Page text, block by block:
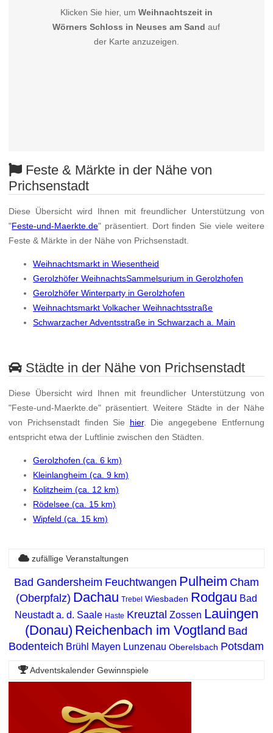
Klicken Sie hier, um Weihnachtszeit in
Wörners Schloss in Neuses am Sand auf
der Karte anzuzeigen.
Feste & Märkte in der Nähe von
Prichsenstadt
Diese Übersicht wird Ihnen mit freundlicher Unterstützung von
"Feste-und-Maerkte.de" präsentiert. Dort finden Sie viele weitere
Feste & Märkte in der Nähe von Prichsenstadt.
Weihnachtsmarkt in Wiesentheid
Gerolzhöfer WeihnachtsSammelsurium in Gerolzhofen
Gerolzhöfer Winterparty in Gerolzhofen
Weihnachtsmarkt Volkacher Weihnachtsstraße
Schwarzacher Adventsstraße in Schwarzach a. Main
Städte in der Nähe von Prichsenstadt
Diese Übersicht wird Ihnen mit freundlicher Unterstützung von
"Feste-und-Maerkte.de" präsentiert. Weitere Städte in der Nähe
von Prichsenstadt finden Sie hier. Die angegebene Entfernung
entspricht etwa der Luftlinie zwischen den Städten.
Gerolzhofen (ca. 6 km)
Kleinlangheim (ca. 9 km)
Kolitzheim (ca. 12 km)
Rödelsee (ca. 15 km)
Wipfeld (ca. 15 km)
zufällige Veranstaltungen
Bad Gandersheim Feuchtwangen Pulheim Cham
(Oberpfalz) Dachau Trebel Wiesbaden Rodgau Bad
Neustadt a. d. Saale Haste Kreuztal Zossen Lauingen
(Donau) Reichenbach im Vogtland Bad
Bodenteich Brühl Mayen Lunzenau Oberelsbach Potsdam
Adventskalender Gewinnspiele